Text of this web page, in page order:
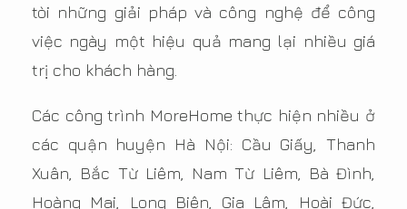
tòi những giải pháp và công nghệ để công
việc ngày một hiệu quả mang lại nhiều giá
trị cho khách hàng.
Các công trình MoreHome thực hiện nhiều ở
các quận huyện Hà Nội: Cầu Giấy, Thanh
Xuân, Bắc Từ Liêm, Nam Từ Liêm, Bà Đình,
Hoàng Mai, Long Biên, Gia Lâm, Hoài Đức,